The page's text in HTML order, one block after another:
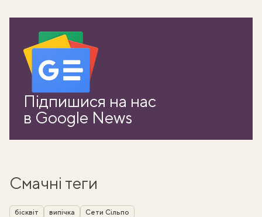
Підпишися на нас
в Google News
Смачні теги
бісквіт випічка Сети Сільпо